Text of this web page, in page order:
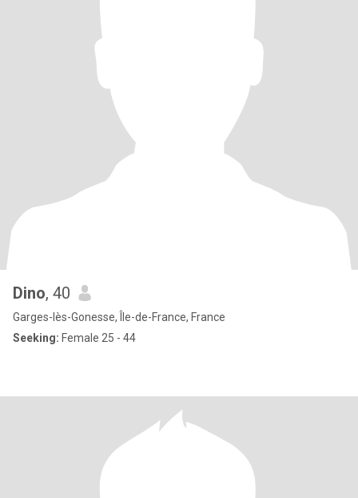
Dino, 40
Garges-lès-Gonesse, Île-de-France, France
Seeking: Female 25 - 44